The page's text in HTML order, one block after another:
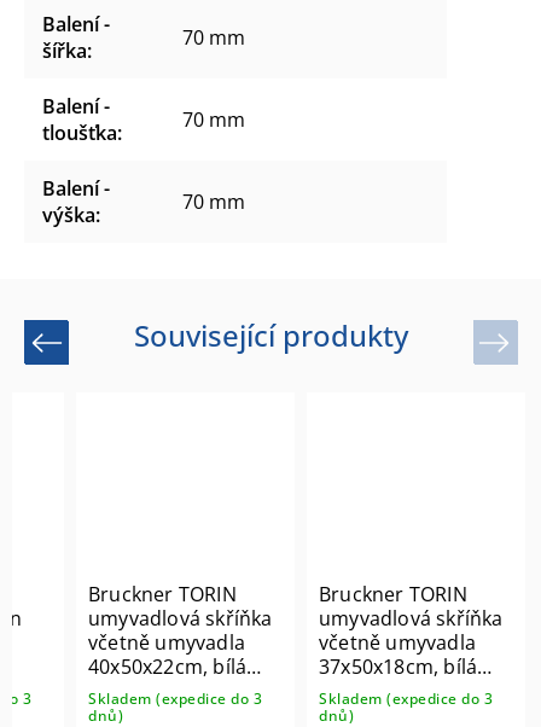
Balení -
šířka: 70 mm
Balení -
tloušťka: 70 mm
Balení -
výška: 70 mm
Související produkty
Previous
3
Bruckner TORIN
umyvadlová skříňka
včetně umyvadla
40x50x22cm, bílá
500.118.0
Skladem (expedice do 3
dnů)
Bruckner TORIN
umyvadlová skříňka
včetně umyvadla
37x50x18cm, bílá
500.119.0
Skladem (expedice do 3
dnů)
Next